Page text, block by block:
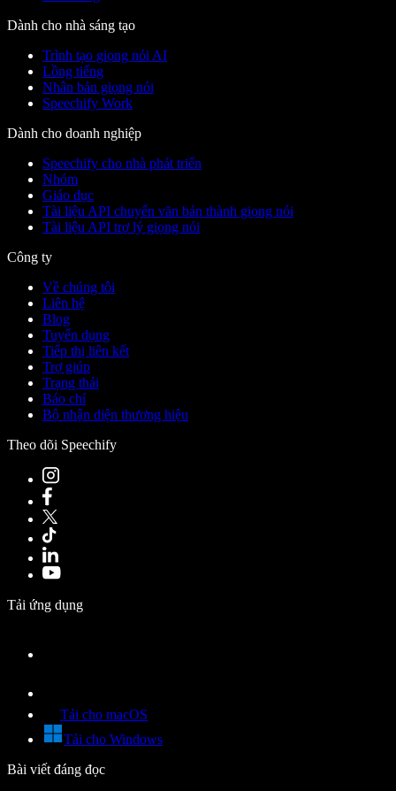
Dành cho nhà sáng tạo
Trình tạo giọng nói AI
Lồng tiếng
Nhân bản giọng nói
Speechify Work
Dành cho doanh nghiệp
Speechify cho nhà phát triển
Nhóm
Giáo dục
Tài liệu API chuyển văn bản thành giọng nói
Tài liệu API trợ lý giọng nói
Công ty
Về chúng tôi
Liên hệ
Blog
Tuyển dụng
Tiếp thị liên kết
Trợ giúp
Trạng thái
Báo chí
Bộ nhận diện thương hiệu
Theo dõi Speechify
Tải ứng dụng
Tải cho macOS
Tải cho Windows
Bài viết đáng đọc